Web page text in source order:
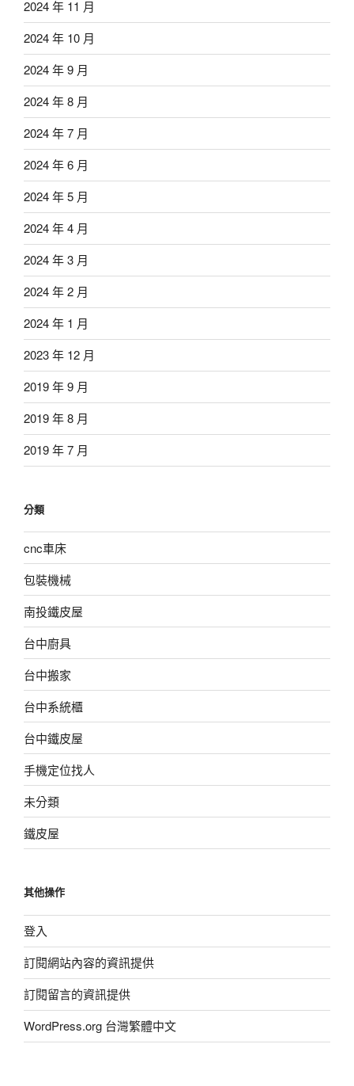
2024 年 11 月
2024 年 10 月
2024 年 9 月
2024 年 8 月
2024 年 7 月
2024 年 6 月
2024 年 5 月
2024 年 4 月
2024 年 3 月
2024 年 2 月
2024 年 1 月
2023 年 12 月
2019 年 9 月
2019 年 8 月
2019 年 7 月
分類
cnc車床
包裝機械
南投鐵皮屋
台中廚具
台中搬家
台中系統櫃
台中鐵皮屋
手機定位找人
未分類
鐵皮屋
其他操作
登入
訂閱網站內容的資訊提供
訂閱留言的資訊提供
WordPress.org 台灣繁體中文